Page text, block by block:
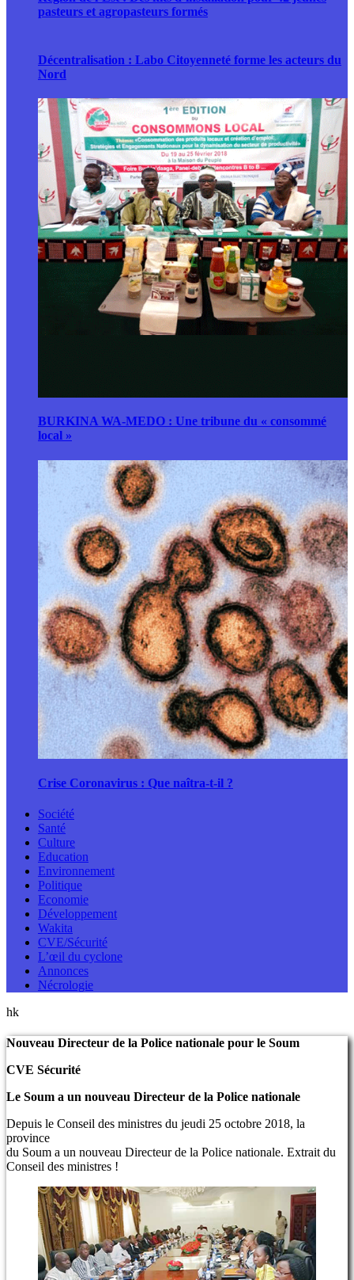
pasteurs et agropasteurs formés
Décentralisation : Labo Citoyenneté forme les acteurs du
Nord
BURKINA WA-MEDO : Une tribune du « consommé
local »
Crise Coronavirus : Que naîtra-t-il ?
Société
Santé
Culture
Education
Environnement
Politique
Economie
Développement
Wakita
CVE/Sécurité
L’œil du cyclone
Annonces
Nécrologie
hk
Nouveau Directeur de la Police nationale pour le Soum
CVE Sécurité
Le Soum a un nouveau Directeur de la Police nationale
Depuis le Conseil des ministres du jeudi 25 octobre 2018, la
province
du Soum a un nouveau Directeur de la Police nationale. Extrait du
Conseil des ministres !